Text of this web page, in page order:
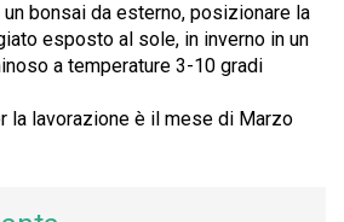
bonsai da esterno, posizionare la
esposto al sole, in inverno in un
a temperature 3-10 gradi
la lavorazione è il mese di Marzo